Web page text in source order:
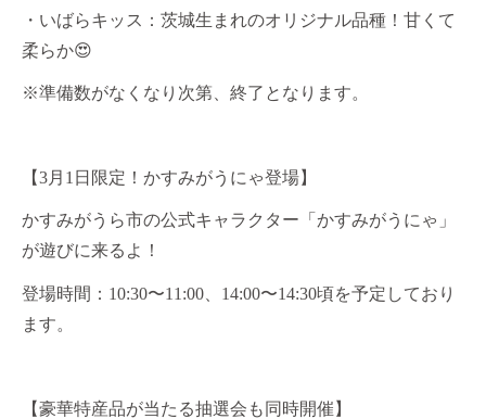
・いばらキッス：茨城生まれのオリジナル品種！甘くて
柔らか😍
※準備数がなくなり次第、終了となります。
【3月1日限定！かすみがうにゃ登場】
かすみがうら市の公式キャラクター「かすみがうにゃ」
が遊びに来るよ！
登場時間：10:30〜11:00、14:00〜14:30頃を予定しており
ます。
【豪華特産品が当たる抽選会も同時開催】